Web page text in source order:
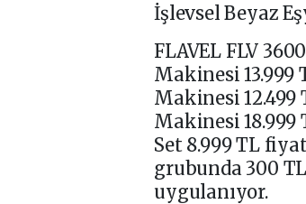
İşlevsel Beyaz
FLAVEL FLV
Makinesi 13.999
Makinesi 12.499
Makinesi 18.999
Set 8.999 TL
grubunda 300
uygulanıyor.